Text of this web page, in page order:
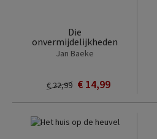
Die
onvermijdelijkheden
Jan Baeke
€ 14,99
€ 22,99